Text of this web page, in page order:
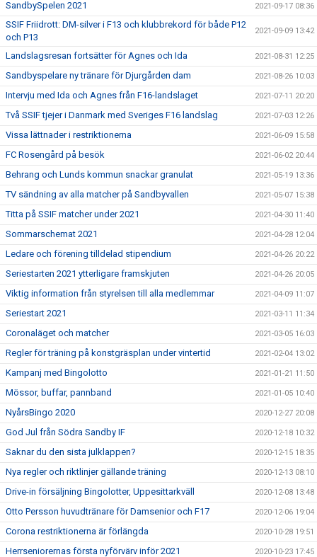
SandbySpelen 2021 2021-09-17 08:36
SSIF Friidrott: DM-silver i F13 och klubbrekord för både P12
och P13
2021-09-09 13:42
Landslagsresan fortsätter för Agnes och Ida 2021-08-31 12:25
Sandbyspelare ny tränare för Djurgården dam 2021-08-26 10:03
Intervju med Ida och Agnes från F16-landslaget 2021-07-11 20:20
Två SSIF tjejer i Danmark med Sveriges F16 landslag 2021-07-03 12:26
Vissa lättnader i restriktionerna 2021-06-09 15:58
FC Rosengård på besök 2021-06-02 20:44
Behrang och Lunds kommun snackar granulat 2021-05-19 13:36
TV sändning av alla matcher på Sandbyvallen 2021-05-07 15:38
Titta på SSIF matcher under 2021 2021-04-30 11:40
Sommarschemat 2021 2021-04-28 12:04
Ledare och förening tilldelad stipendium 2021-04-26 20:22
Seriestarten 2021 ytterligare framskjuten 2021-04-26 20:05
Viktig information från styrelsen till alla medlemmar 2021-04-09 11:07
Seriestart 2021 2021-03-11 11:34
Coronaläget och matcher 2021-03-05 16:03
Regler för träning på konstgräsplan under vintertid 2021-02-04 13:02
Kampanj med Bingolotto 2021-01-21 11:50
Mössor, buffar, pannband 2021-01-05 10:40
NyårsBingo 2020 2020-12-27 20:08
God Jul från Södra Sandby IF 2020-12-18 10:32
Saknar du den sista julklappen? 2020-12-15 18:35
Nya regler och riktlinjer gällande träning 2020-12-13 08:10
Drive-in försäljning Bingolotter, Uppesittarkväll 2020-12-08 13:48
Otto Persson huvudtränare för Damsenior och F17 2020-12-06 19:04
Corona restriktionerna är förlängda 2020-10-28 19:51
Herrseniorernas första nyförvärv inför 2021 2020-10-23 17:45